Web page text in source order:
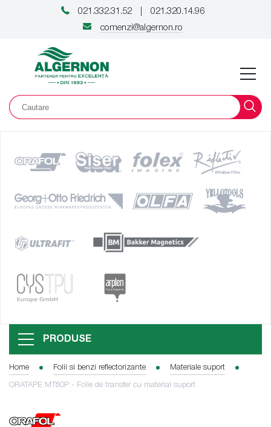
021.332.31.52
021.320.14.96
comenzi@algernon.ro
PRODUSE
Home Folii si benzi reflectorizante Materiale suport
ORATAPE MT80P - Folie de transfer cu material suport